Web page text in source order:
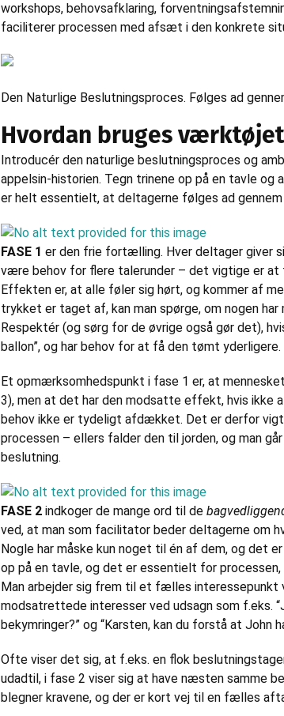
workshops, behovsafklaring,
faciliterer processen med afsæt i den konkrete
Den Naturlige Beslutningsproces. Følges ad
Hvordan bruges
Introducér den naturlige beslutningsproces og
appelsin-historien. Tegn trinene op på en tavle
er helt essentielt, at deltagerne følges ad gennem
FASE 1 er den frie fortælling. Hver deltager giver
være behov for flere talerunder – det vigtige er at
Effekten er, at alle føler sig hørt, og kommer af
trykket er taget af, kan man spørge, om nogen
Respektér (og sørg for de øvrige også gør det),
ballon”, og har behov for at få den tømt yderligere.
Et opmærksomhedspunkt i fase 1 er, at
3), men at det har den modsatte effekt, hvis ikke
behov ikke er tydeligt afdækket. Det er derfor
processen – ellers falder den til jorden, og man
beslutning.
FASE 2 indkoger de mange ord til de
ved, at man som facilitator beder deltagerne om
Nogle har måske kun noget til én af dem, og det
op på en tavle, og det er essentielt for
Man arbejder sig frem til et fælles interessepunkt
modsatrettede interesser ved udsagn som f.eks.
bekymringer?” og “Karsten, kan du forstå at John
Ofte viser det sig, at f.eks. en flok
udadtil, i fase 2 viser sig at have næsten samme
blegner kravene, og der er kort vej til en fælles